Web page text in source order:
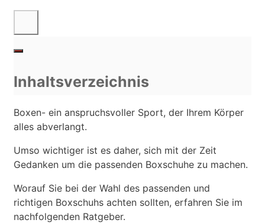
Inhaltsverzeichnis
Boxen- ein anspruchsvoller Sport, der Ihrem Körper
alles abverlangt.
Umso wichtiger ist es daher, sich mit der Zeit
Gedanken um die passenden Boxschuhe zu machen.
Worauf Sie bei der Wahl des passenden und
richtigen Boxschuhs achten sollten, erfahren Sie im
nachfolgenden Ratgeber.